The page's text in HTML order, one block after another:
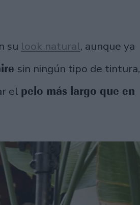
su look natural, aunque ya
sin ningún tipo de tintura,
el pelo más largo que en